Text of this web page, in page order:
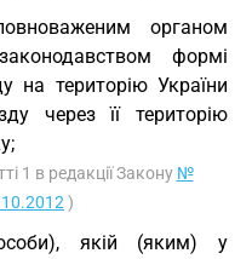
органом
формі
на територію України
через її територію
1 в редакції Закону №
)
якій (яким) у